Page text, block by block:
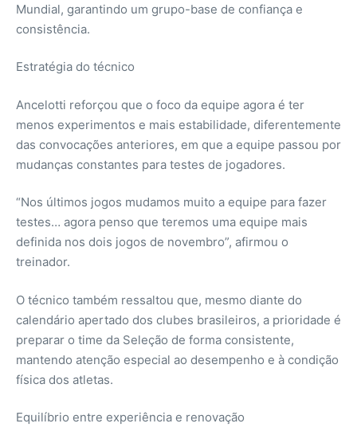
Mundial, garantindo um grupo-base de confiança e
consistência.
Estratégia do técnico
Ancelotti reforçou que o foco da equipe agora é ter
menos experimentos e mais estabilidade, diferentemente
das convocações anteriores, em que a equipe passou por
mudanças constantes para testes de jogadores.
“Nos últimos jogos mudamos muito a equipe para fazer
testes… agora penso que teremos uma equipe mais
definida nos dois jogos de novembro”, afirmou o
treinador.
O técnico também ressaltou que, mesmo diante do
calendário apertado dos clubes brasileiros, a prioridade é
preparar o time da Seleção de forma consistente,
mantendo atenção especial ao desempenho e à condição
física dos atletas.
Equilíbrio entre experiência e renovação